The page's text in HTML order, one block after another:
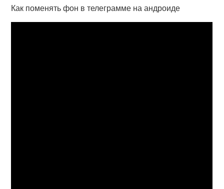
Как поменять фон в телеграмме на андроиде